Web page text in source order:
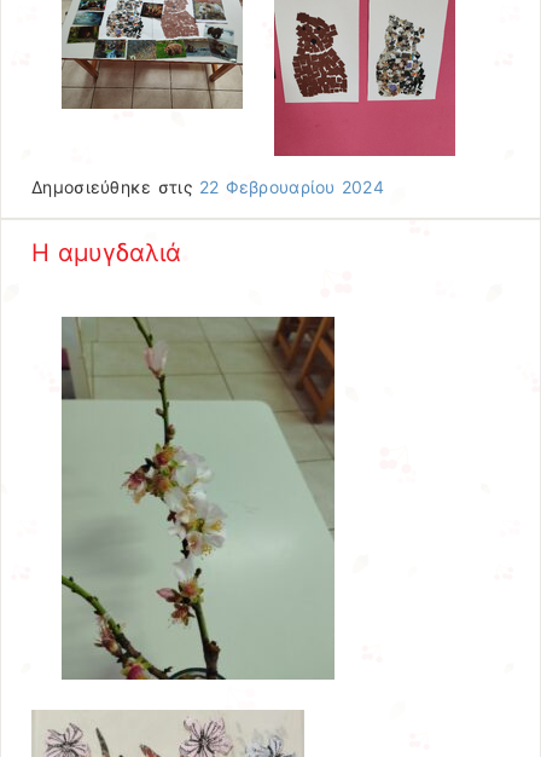
Δημοσιεύθηκε στις 22 Φεβρουαρίου 2024
Η αμυγδαλιά